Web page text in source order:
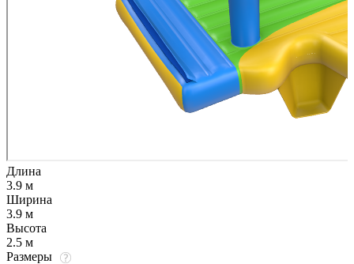
Длина
3.9 м
Ширина
3.9 м
Высота
2.5 м
Размеры